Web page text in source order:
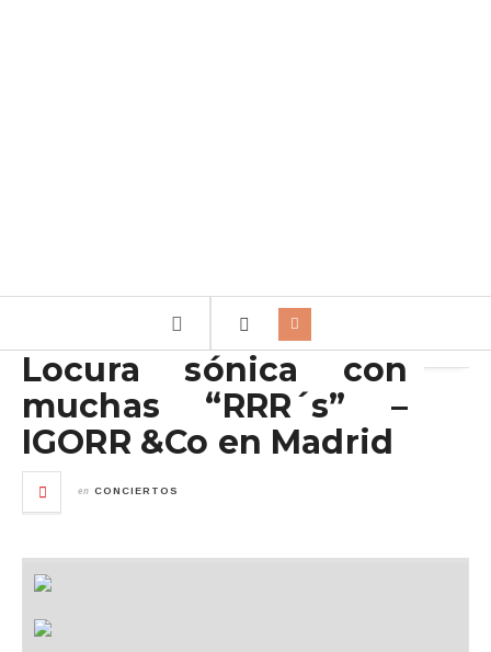
DER WEG DEINER FREIHEIT
Locura sónica con
muchas “RRR´s” –
IGORR &Co en Madrid
en CONCIERTOS